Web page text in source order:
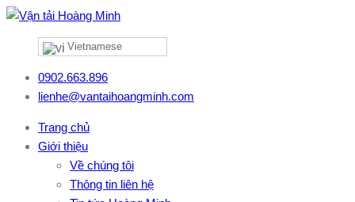
Vietnamese
0902.663.896
lienhe@vantaihoangminh.com
Trang chủ
Giới thiệu
Về chúng tôi
Thông tin liên hệ